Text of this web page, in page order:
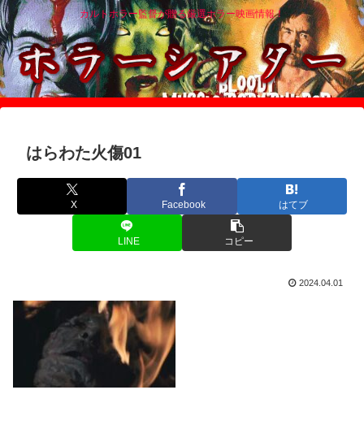
カルトホラー監督が贈る厳選ホラー映画情報！
はらわた火傷01
X Facebook はてブ
LINE コピー
2024.04.01